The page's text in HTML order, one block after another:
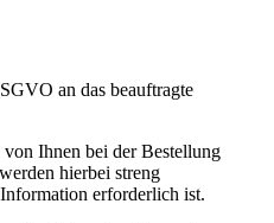
an das beauftragte
Ihnen bei der Bestellung
hierbei streng
erforderlich ist.